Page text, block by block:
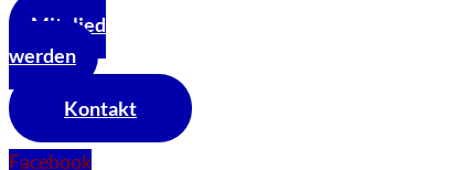
Mitglied
werden
Kontakt
Facebook